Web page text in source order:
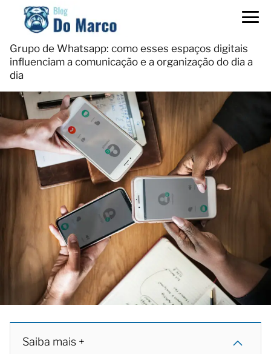
Grupo de Whatsapp: como esses espaços digitais
influenciam a comunicação e a organização do dia a
dia
Saiba mais +